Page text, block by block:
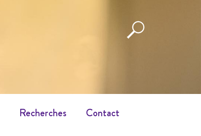
Recherches Contact